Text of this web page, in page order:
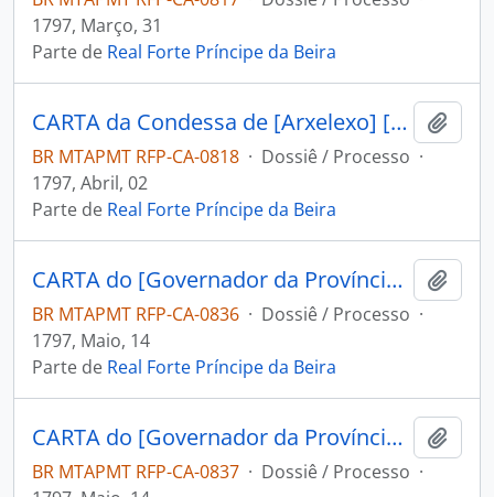
1797, Março, 31
Parte de Real Forte Príncipe da Beira
CARTA da Condessa de [Arxelexo] [D. Maria Rosa...] ao Capitão Engenheiro e Comandante do Forte Príncipe da Beira José Pinheiro de Lacerda.
BR MTAPMT RFP-CA-0818 · Dossiê / Processo ·
1797, Abril, 02
Parte de Real Forte Príncipe da Beira
CARTA do [Governador da Província de Mochos] Miguel Zamora Freviño Nassare Manrique de Lara ao Capitão Engenheiro e Comandante do Forte Príncipe da Beira Jose Pinheiro de Lacerda.
BR MTAPMT RFP-CA-0836 · Dossiê / Processo ·
1797, Maio, 14
Parte de Real Forte Príncipe da Beira
CARTA do [Governador da Província de Mochos] Miguel Zamora Freviño Nassare Manrique de Lara ao Capitão Engenheiro e Comandante do Forte Príncipe da Beira Jose Pinheiro de Lacerda.
BR MTAPMT RFP-CA-0837 · Dossiê / Processo ·